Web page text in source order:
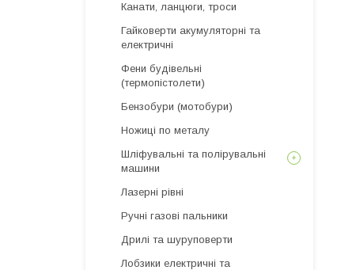
Канати, ланцюги, троси
Гайковерти акумуляторні та
електричні
Фени будівельні
(термопістолети)
Бензобури (мотобури)
Ножиці по металу
Шліфувальні та полірувальні
машини
Лазерні рівні
Ручні газові пальники
Дрилі та шуруповерти
Лобзики електричні та